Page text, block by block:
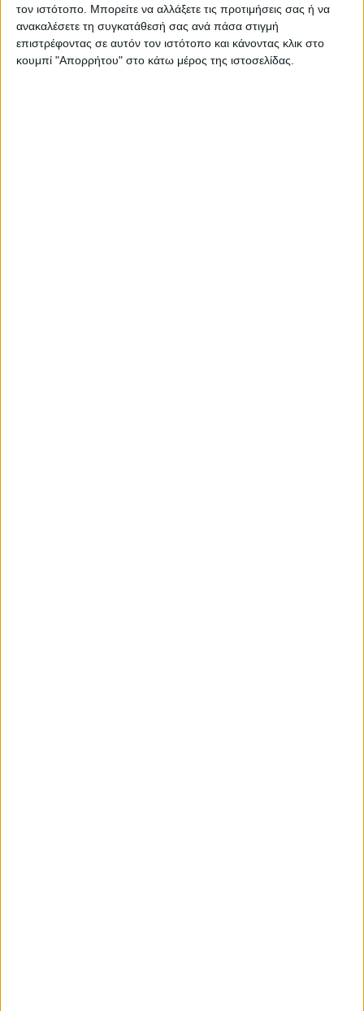
τον ιστότοπο. Μπορείτε να αλλάξετε τις προτιμήσεις σας ή να
ανακαλέσετε τη συγκατάθεσή σας ανά πάσα στιγμή
επιστρέφοντας σε αυτόν τον ιστότοπο και κάνοντας κλικ στο
κουμπί "Απορρήτου" στο κάτω μέρος της ιστοσελίδας.
Στο επίκεντρο η διαχείριση
του νερού, πώς θα
ανταποκριθεί ο ΟΔΥΘ;
Αποστρατεύτηκε ο
Καρδιτσιώτης
Αντιστράτηγος Δημήτριος
Μπολομύτης